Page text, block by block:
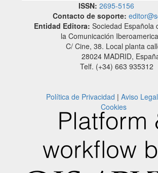
ISSN: 2695-5156
Contacto de soporte:
Entidad Editora: Sociedad Española
la Comunicación
C/ Cine, 38. Local planta
28024 MADRID,
Telf. (+34) 663 935312
Política de Privacidad | Aviso Legal
Cookies